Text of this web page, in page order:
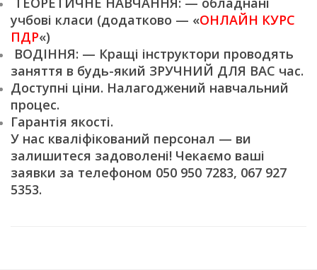
учбові класи (додатково — «ОНЛАЙН КУРС
ПДР«)
ВОДІННЯ: — Кращі інструктори проводять
заняття в будь-який ЗРУЧНИЙ ДЛЯ ВАС час.
Доступні ціни. Налагоджений навчальний
процес.
Гарантія якості.
У нас кваліфікований персонал — ви
залишитеся задоволені! Чекаємо ваші
заявки за телефоном 050 950 7283, 067 927
5353.